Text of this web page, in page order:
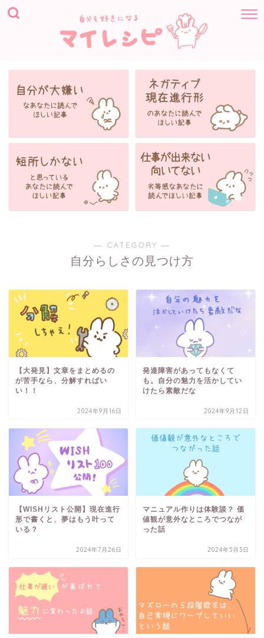
― CATEGORY ―
自分らしさの見つけ方
【大発見】文章をまとめるの
が苦手なら、分解すればい
い！！
2024年9月16日
発達障害があってもなくて
も。自分の魅力を活かしてい
けたら素敵だな
2024年9月12日
【WISHリスト公開】現在進行
形で書くと、夢はもう叶って
いる？
2024年7月26日
マニュアル作りは体験談？ 価
値観が意外なところでつなが
った話
2024年5月3日